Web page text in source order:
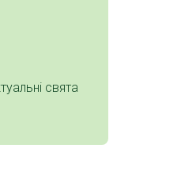
свята